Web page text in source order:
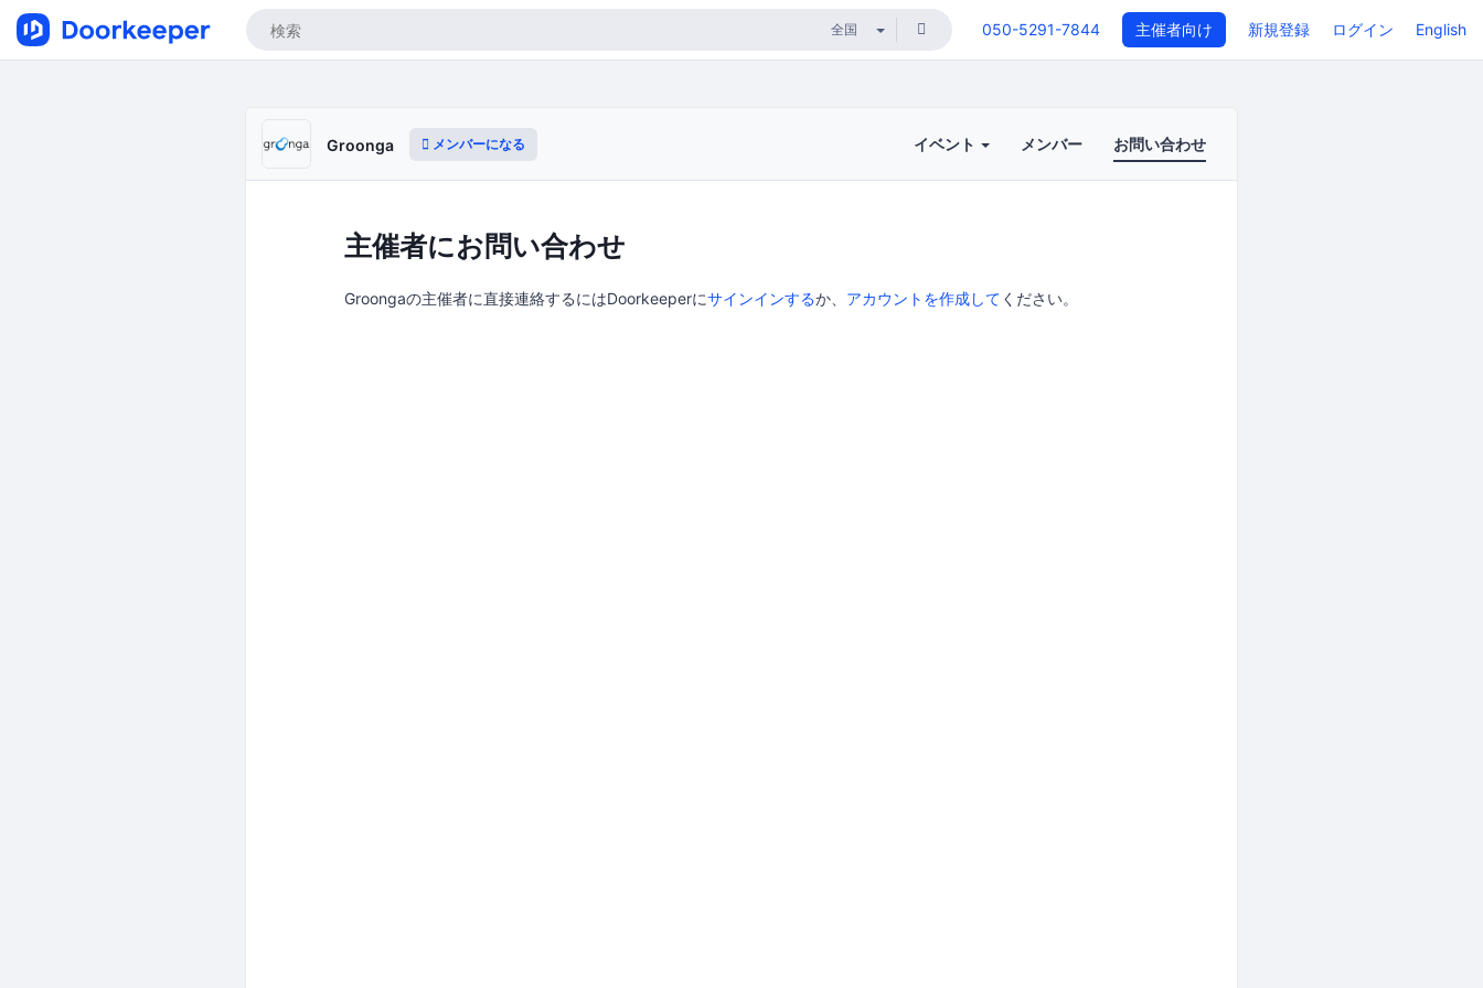
050-5291-7844 主催者向け 新規登録 ログイン English
Groonga メンバーになる イベント メンバー お問い合わせ
主催者にお問い合わせ
Groongaの主催者に直接連絡するにはDoorkeeperにサインインするか、 アカウントを作成して ください。